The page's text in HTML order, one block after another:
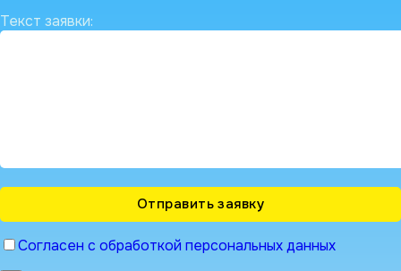
Текст заявки:
Согласен с обработкой персональных данных